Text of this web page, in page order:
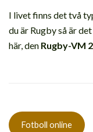
I livet finns det två
du är Rugby så är
här, den Rugby-VM
Fotboll online